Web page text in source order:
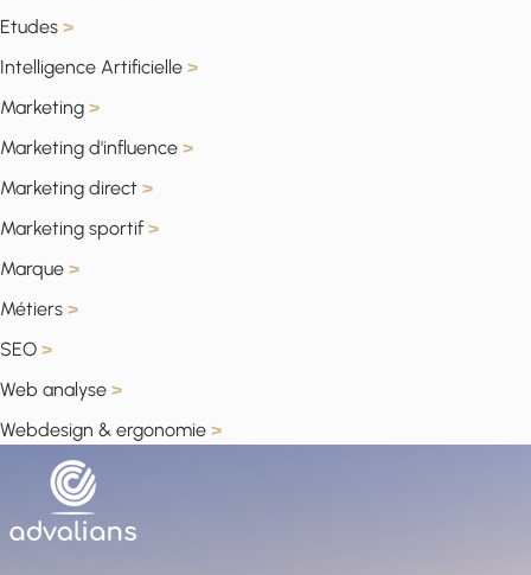
Etudes >
Intelligence Artificielle >
Marketing >
Marketing d'influence >
Marketing direct >
Marketing sportif >
Marque >
Métiers >
SEO >
Web analyse >
Webdesign & ergonomie >